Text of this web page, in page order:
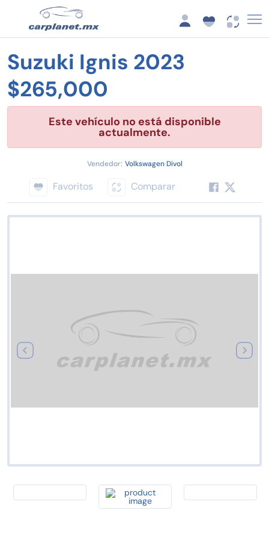
Suzuki Ignis 2023
$265,000
Este vehículo no está disponible
actualmente.
Vendedor: Volkswagen Divol
Favoritos Comparar